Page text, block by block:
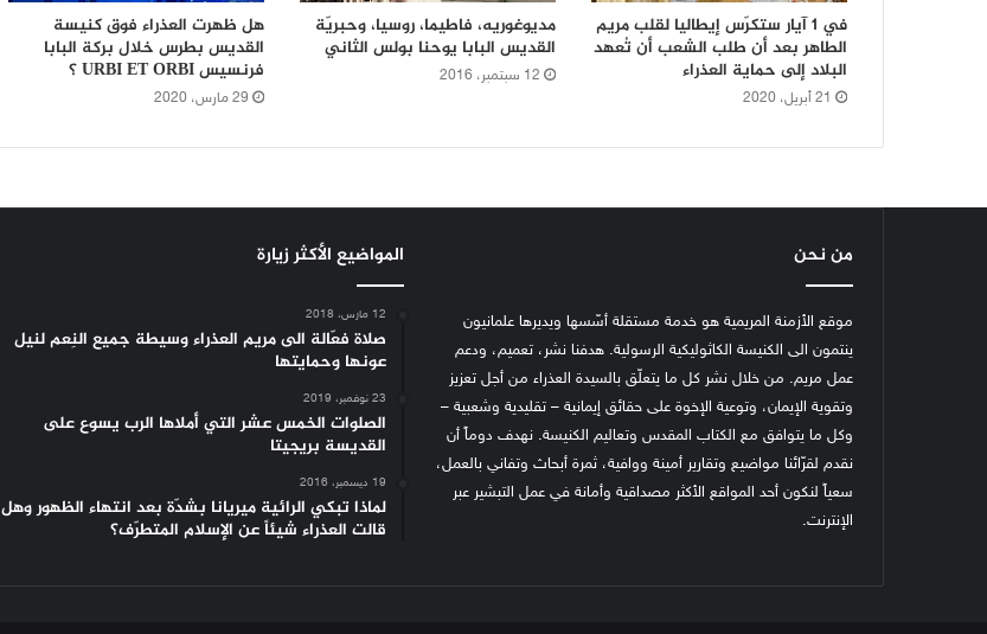
في 1 آيار ستكرّس إيطاليا لقلب مريم
الطاهر بعد أن طلب الشعب أن تُعهد
البلاد إلى حماية العذراء
21 أبريل، 2020
مديوغوريه، فاطيما، روسيا، وحبريّة
القديس البابا يوحنا بولس الثاني
12 سبتمبر، 2016
هل ظهرت العذراء فوق كنيسة
القديس بطرس خلال بركة البابا
فرنسيس URBI ET ORBI ؟
29 مارس، 2020
من نحن
موقع الأزمنة المريمية هو خدمة مستقلة أسّسها ويديرها علمانيون
ينتمون الى الكنيسة الكاثوليكية الرسولية. هدفنا نشر، تعميم، ودعم
عمل مريم. من خلال نشر كل ما يتعلّق بالسيدة العذراء من أجل تعزيز
وتقوية الإيمان، وتوعية الإخوة على حقائق إيمانية – تقليدية وشعبية –
وكل ما يتوافق مع الكتاب المقدس وتعاليم الكنيسة. نهدف دوماً أن
نقدم لقرّائنا مواضيع وتقارير أمينة ووافية، ثمرة أبحاث وتفاني بالعمل،
سعياً لنكون أحد المواقع الأكثر مصداقية وأمانة في عمل التبشير عبر
الإنترنت.
المواضيع الأكثر زيارة
12 مارس، 2018
صلاة فعّالة الى مريم العذراء وسيطة جميع النِعم لنيل
عونها وحمايتها
23 نوفمبر، 2019
الصلوات الخمس عشر التي أملاها الرب يسوع على
القديسة بريجيتا
19 ديسمبر، 2016
لماذا تبكي الرائية ميريانا بشدّة بعد انتهاء الظهور وهل
قالت العذراء شيئاً عن الإسلام المتطرّف؟